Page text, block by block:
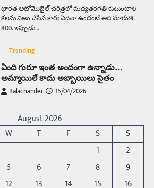
Balachander 15/04/2026
అందమైన అమ్మాయిని పుత్తడి బొమ్మఅని లేదా బాపూ
బోమ్మ అని పిలుస్తాం. స్పెయిన్‌ అమ్మాయిలు చాలా
Trending
రోడ్డుపై ఏరులై పారిన బీర్లు… ఘాటుతో
మండుతున్న నోర్లు
ఉత్తర ప్రదేశ్‌లోని ఝాన్సీ జిల్లాలో ఒక వింతైన రోడ్డు
ప్రమాదం చోటుచేసుకుంది. ఝాన్సీ–కాన్పూర్ జాతీయ
రహదారిపై వేల సంఖ్యలో బీరు…
Trending
అక్కడ ఆదివారం బట్టలు ఉతికితే…జైలుకే
August 2026
W T F S
S
1
2
5 6 7 8
9
12 13 14 15 16